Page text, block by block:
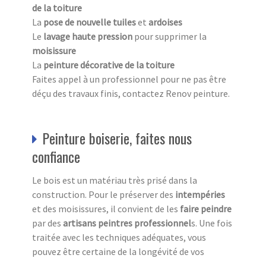
de la toiture
La pose de nouvelle tuileset ardoises
Le lavage haute pression pour supprimer la
moisissure
La peinture décorative de la toiture
Faites appel à un professionnel pour ne pas être
déçu des travaux finis, contactez Renov peinture.
Peinture boiserie, faites nous
confiance
Le bois est un matériau très prisé dans la
construction. Pour le préserver des intempéries
et des moisissures, il convient de les faire peindre
par des artisans peintres professionnels. Une fois
traitée avec les techniques adéquates, vous
pouvez être certaine de la longévité de vos